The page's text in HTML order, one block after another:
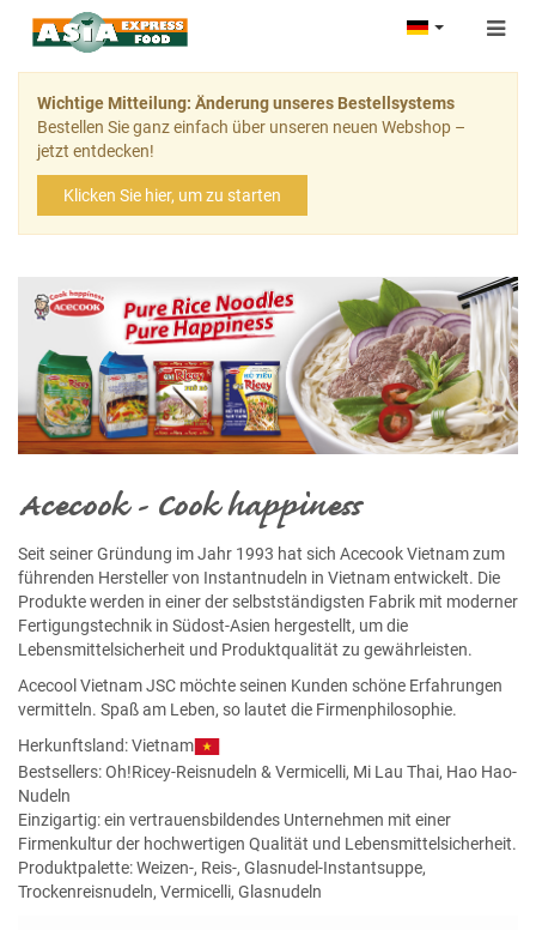
Wichtige Mitteilung: Änderung unseres Bestellsystems
Bestellen Sie ganz einfach über unseren neuen Webshop –
jetzt entdecken!
Klicken Sie hier, um zu starten
Acecook - Cook happiness
Seit seiner Gründung im Jahr 1993 hat sich Acecook Vietnam zum
führenden Hersteller von Instantnudeln in Vietnam entwickelt. Die
Produkte werden in einer der selbstständigsten Fabrik mit moderner
Fertigungstechnik in Südost-Asien hergestellt, um die
Lebensmittelsicherheit und Produktqualität zu gewährleisten.
Acecool Vietnam JSC möchte seinen Kunden schöne Erfahrungen
vermitteln. Spaß am Leben, so lautet die Firmenphilosophie.
Herkunftsland: Vietnam
Bestsellers:Oh!Ricey-Reisnudeln &Vermicelli, Mi Lau Thai, Hao Hao-
Nudeln
Einzigartig: ein vertrauensbildendes Unternehmen mit einer
Firmenkultur der hochwertigen Qualität und Lebensmittelsicherheit.
Produktpalette: Weizen-, Reis-, Glasnudel-Instantsuppe,
Trockenreisnudeln, Vermicelli, Glasnudeln